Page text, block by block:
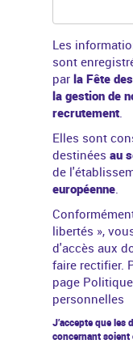
Les
sont
par la Fête
la gestion de
recrutement.
Elles sont
destinées au
de
européenne.
libertés »,
d'accès aux
faire rectifier.
page
personnelles
J’accepte que les
concernant soient